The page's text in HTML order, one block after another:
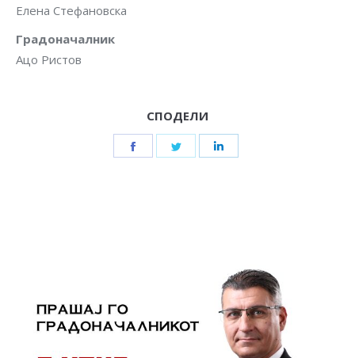
Елена Стефановска
Градоначалник
Ацо Ристов
СПОДЕЛИ
Share
Share